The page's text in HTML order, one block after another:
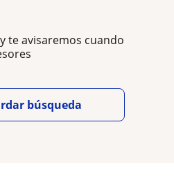
te avisaremos cuando
búsqueda